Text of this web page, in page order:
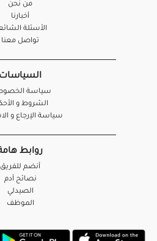
من نحن
أخبارنا
الأسئلة
تواصل معنا
السياسات
سياسة
الشروط و
سياسة الإرجاع و
روابط
أنضم للفريق
نصائح آدم
الصيدلي
الموظف